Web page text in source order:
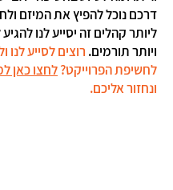
דרכם נוכל להפיץ את המיזם
ליותר קהלים זה יסייע לנו
ויותר תורמים. רוצים לסייע לנו
לחשיפת הפרוייקט?לחצו כאן
ונחזור אליכם.